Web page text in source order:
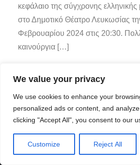
We value your privacy
We use cookies to enhance your
personalized ads or content, and
clicking "Accept All", you consent to our
Customize Reject All
κεφάλαιο της σύγχρονης ελληνικής
στο Δημοτικό Θέατρο Λευκωσίας
Φεβρουαρίου 2024 στις 20:30.
καινούργια […]